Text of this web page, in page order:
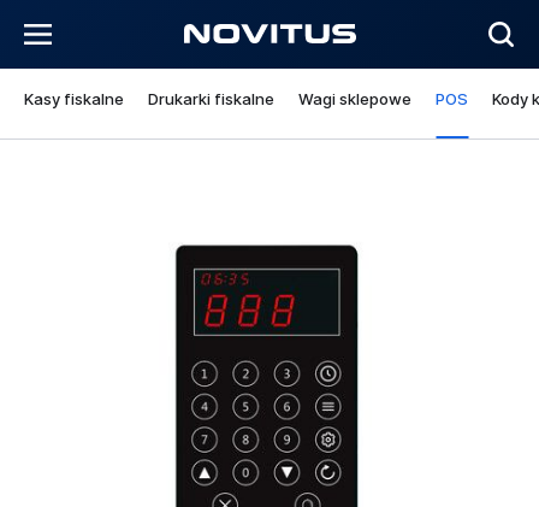
Kasy fiskalne Drukarki fiskalne Wagi sklepowe POS Kody